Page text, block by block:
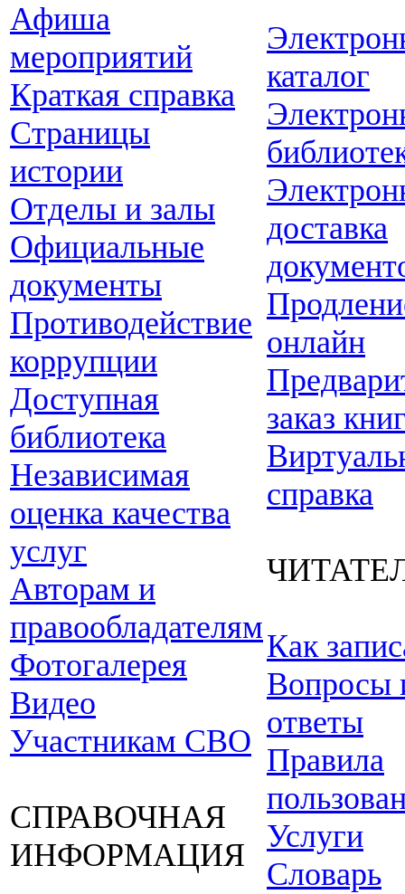
Афиша
мероприятий
Краткая справка
Страницы
истории
Отделы и залы
Официальные
документы
Противодействие
коррупции
Доступная
библиотека
Независимая
оценка качества
услуг
Авторам и
правообладателям
Фотогалерея
Видео
Участникам СВО
СПРАВОЧНАЯ
ИНФОРМАЦИЯ
каталог
доставка
онлайн
заказ
справка
Как
Вопросы
ответы
Правила
Услуги
Словарь